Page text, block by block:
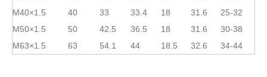
M40×1.5
40 33 33.4 18 31.6
25-32
M50×1.5
50 42.5 36.5 18 31.6
30-38
M63×1.5
63 54.1 44 18.5 32.6 34-44